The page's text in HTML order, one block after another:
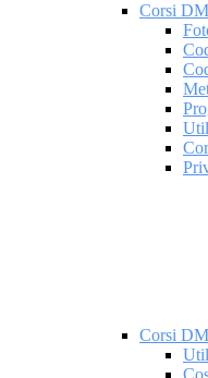
Corsi
Corsi